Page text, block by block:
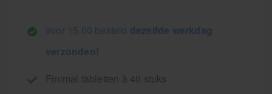
voor 15.00 besteld dezelfde werkdag
verzonden!
Finimal tabletten à 40 stuks